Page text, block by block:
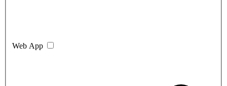
Web App